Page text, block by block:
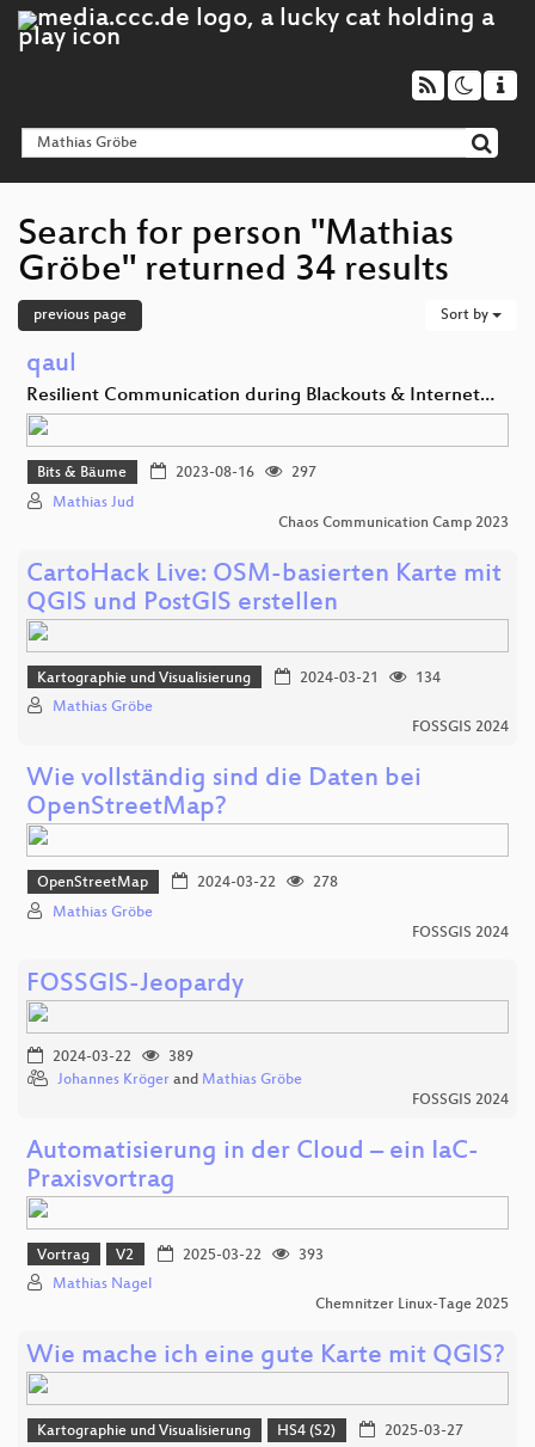
Search for person "Mathias
Gröbe" returned 34 results
previous page Sort by
qaul
Resilient Communication during Blackouts & Internet…
Bits & Bäume 2023-08-16
297
Mathias Jud
Chaos Communication Camp 2023
CartoHack Live: OSM-basierten Karte mit
QGIS und PostGIS erstellen
Kartographie und Visualisierung 2024-03-21
134
Mathias Gröbe
FOSSGIS 2024
Wie vollständig sind die Daten bei
OpenStreetMap?
OpenStreetMap 2024-03-22
278
Mathias Gröbe
FOSSGIS 2024
FOSSGIS-Jeopardy
2024-03-22
389
Johannes Kröger and Mathias Gröbe
FOSSGIS 2024
Automatisierung in der Cloud – ein IaC-
Praxisvortrag
Vortrag V2 2025-03-22
393
Mathias Nagel
Chemnitzer Linux-Tage 2025
Wie mache ich eine gute Karte mit QGIS?
Kartographie und Visualisierung HS4 (S2)
2025-03-27